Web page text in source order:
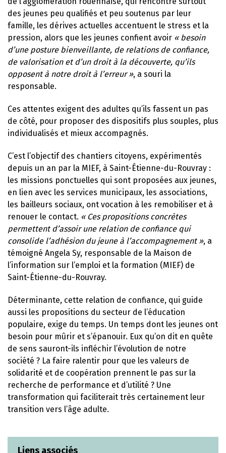
des jeunes peu qualifiés et peu soutenus par leur
famille, les dérives actuelles accentuent le stress et la
pression, alors que les jeunes confient avoir « besoin
d’une posture bienveillante, de relations de confiance,
de valorisation et d’un droit à la découverte, qu’ils
opposent à notre droit à l’erreur », a souri la
responsable.
Ces attentes exigent des adultes qu’ils fassent un pas
de côté, pour proposer des dispositifs plus souples, plus
individualisés et mieux accompagnés.
C’est l’objectif des chantiers citoyens, expérimentés
depuis un an par la MIEF, à Saint-Étienne-du-Rouvray :
les missions ponctuelles qui sont proposées aux jeunes,
en lien avec les services municipaux, les associations,
les bailleurs sociaux, ont vocation à les remobiliser et à
renouer le contact. « Ces propositions concrètes
permettent d’assoir une relation de confiance qui
consolide l’adhésion du jeune à l’accompagnement », a
témoigné Angela Sy, responsable de la Maison de
l’information sur l’emploi et la formation (MIEF) de
Saint-Étienne-du-Rouvray.
Déterminante, cette relation de confiance, qui guide
aussi les propositions du secteur de l’éducation
populaire, exige du temps. Un temps dont les jeunes ont
besoin pour mûrir et s’épanouir. Eux qu’on dit en quête
de sens sauront-ils infléchir l’évolution de notre
société ? La faire ralentir pour que les valeurs de
solidarité et de coopération prennent le pas sur la
recherche de performance et d’utilité ? Une
transformation qui faciliterait très certainement leur
transition vers l’âge adulte.
Liens associés